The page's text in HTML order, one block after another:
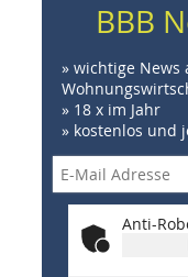
BBB
» wichtige News
» 18 x im Jahr
» kostenlos und
Anti-